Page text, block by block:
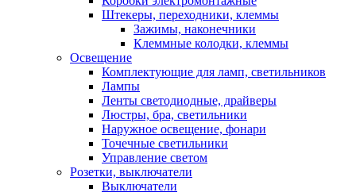
Штекеры, переходники, клеммы
Зажимы, наконечники
Клеммные колодки, клеммы
Освещение
Комплектующие для ламп, светильников
Лампы
Ленты светодиодные, драйверы
Люстры, бра, светильники
Наружное освещение, фонари
Точечные светильники
Управление светом
Розетки, выключатели
Выключатели